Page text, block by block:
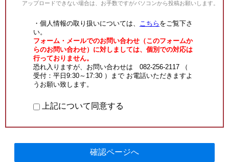
アップロードできない場合は、お手数ですがパソコンから投稿お願いします。
・個人情報の取り扱いについては、 こちら をご覧下さ
い。
フォーム・メールでのお問い合わせ（このフォームか
らのお問い合わせ）に対しましては、個別での対応は
行っておりません。
恐れ入りますが、お問い合わせは 082-256-2117 （
受付：平日9:30～17:30 ）まで お電話いただきますよ
うお願い致します。
上記について同意する
確認ページへ